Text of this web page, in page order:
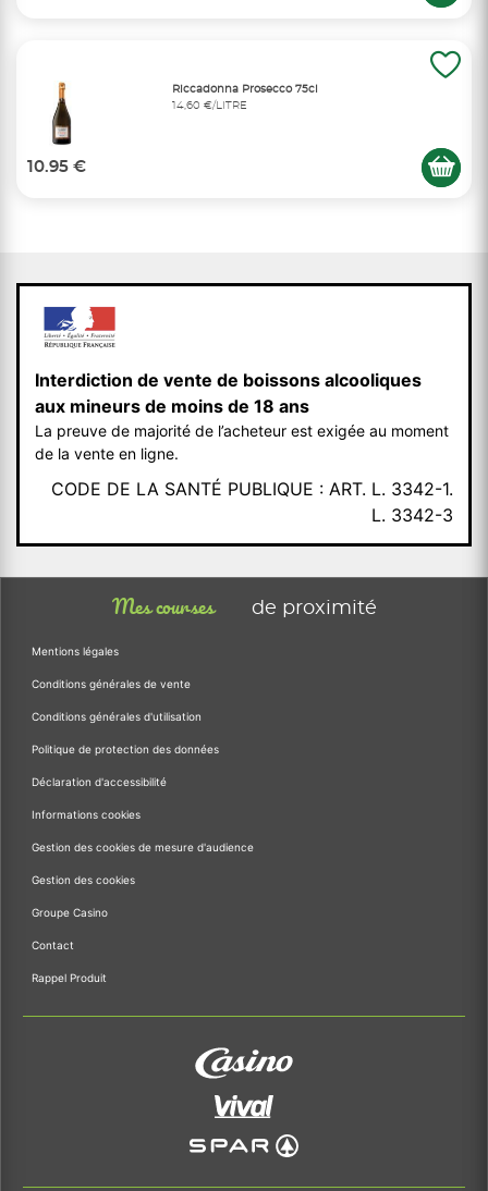
Riccadonna Prosecco 75cl
14,60 €/LITRE
10.95 €
Interdiction de vente de boissons alcooliques
aux mineurs de moins de 18 ans
La preuve de majorité de l’acheteur est exigée au moment
de la vente en ligne.
CODE DE LA SANTÉ PUBLIQUE : ART. L. 3342-1.
L. 3342-3
Mes courses de proximité
Mentions légales
Conditions générales de vente
Conditions générales d'utilisation
Politique de protection des données
Déclaration d'accessibilité
Informations cookies
Gestion des cookies de mesure d'audience
Gestion des cookies
Groupe Casino
Contact
Rappel Produit